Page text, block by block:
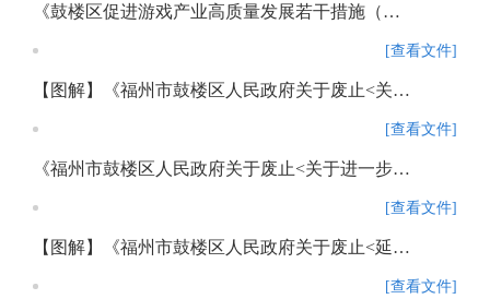
《鼓楼区促进游戏产业高质量发展若干措施（试行）》政策解读
[查看文件]
【图解】《福州市鼓楼区人民政府关于废止<关于进一步加强鼓楼区历史文化街区长效管理实施办法（试行）>的通知》政策解读
[查看文件]
《福州市鼓楼区人民政府关于废止<关于进一步加强鼓楼区历史文化街区长效管理实施办法（试行）>的通知》政策解读
[查看文件]
【图解】《福州市鼓楼区人民政府关于废止<延续促进总部经济发展政策>的通知》政策解读
[查看文件]